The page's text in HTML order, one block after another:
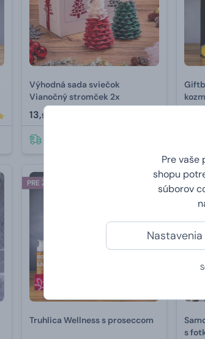
Pre vaše
shopu
súborov
Nastavenia
Výhodná sada sviečok
Vianočný stromček 2x
13,99 €
PRE ŽENU
Truhlica Wellness s proseccom
Novinka
s